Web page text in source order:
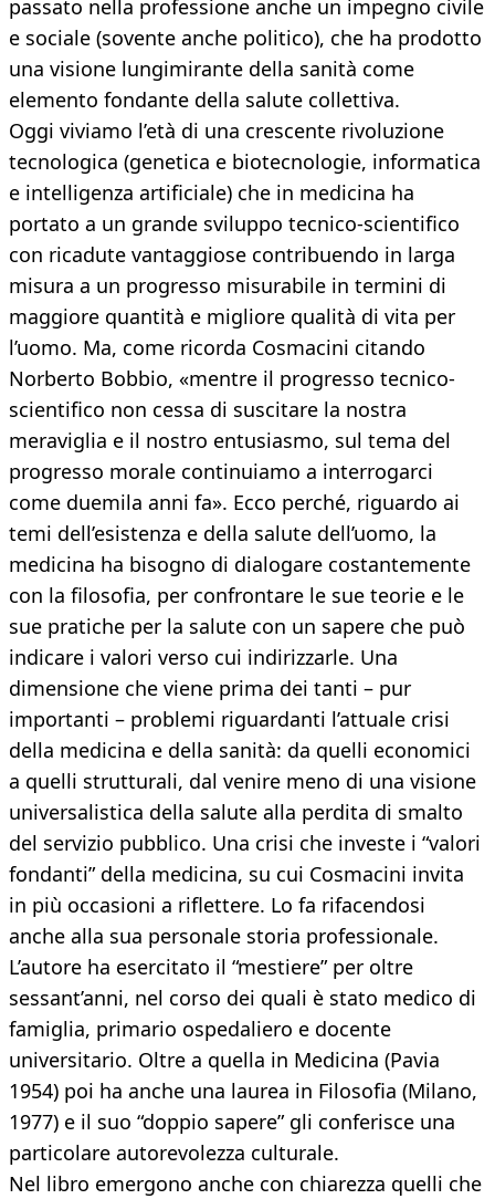
passato nella professione anche un impegno civile
e sociale (sovente anche politico), che ha prodotto
una visione lungimirante della sanità come
elemento fondante della salute collettiva.
Oggi viviamo l’età di una crescente rivoluzione
tecnologica (genetica e biotecnologie, informatica
e intelligenza artificiale) che in medicina ha
portato a un grande sviluppo tecnico-scientifico
con ricadute vantaggiose contribuendo in larga
misura a un progresso misurabile in termini di
maggiore quantità e migliore qualità di vita per
l’uomo. Ma, come ricorda Cosmacini citando
Norberto Bobbio, «mentre il progresso tecnico-
scientifico non cessa di suscitare la nostra
meraviglia e il nostro entusiasmo, sul tema del
progresso morale continuiamo a interrogarci
come duemila anni fa». Ecco perché, riguardo ai
temi dell’esistenza e della salute dell’uomo, la
medicina ha bisogno di dialogare costantemente
con la filosofia, per confrontare le sue teorie e le
sue pratiche per la salute con un sapere che può
indicare i valori verso cui indirizzarle. Una
dimensione che viene prima dei tanti – pur
importanti – problemi riguardanti l’attuale crisi
della medicina e della sanità: da quelli economici
a quelli strutturali, dal venire meno di una visione
universalistica della salute alla perdita di smalto
del servizio pubblico. Una crisi che investe i “valori
fondanti” della medicina, su cui Cosmacini invita
in più occasioni a riflettere. Lo fa rifacendosi
anche alla sua personale storia professionale.
L’autore ha esercitato il “mestiere” per oltre
sessant’anni, nel corso dei quali è stato medico di
famiglia, primario ospedaliero e docente
universitario. Oltre a quella in Medicina (Pavia
1954) poi ha anche una laurea in Filosofia (Milano,
1977) e il suo “doppio sapere” gli conferisce una
particolare autorevolezza culturale.
Nel libro emergono anche con chiarezza quelli che